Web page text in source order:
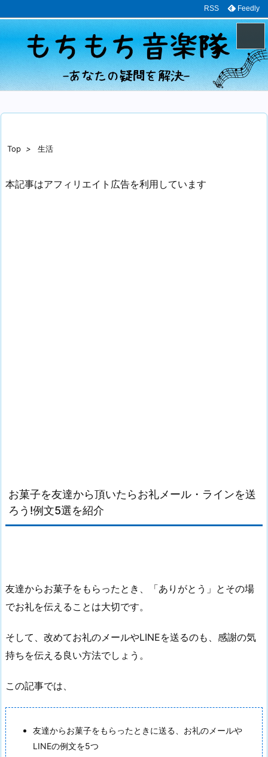
メニュ
RSS Feedly
Top > 生活
本記事はアフィリエイト広告を利用しています
お菓子を友達から頂いたらお礼メール・ラインを送
ろう!例文5選を紹介
友達からお菓子をもらったとき、「ありがとう」とその場
でお礼を伝えることは大切です。
そして、改めてお礼のメールやLINEを送るのも、感謝の気
持ちを伝える良い方法でしょう。
この記事では、
友達からお菓子をもらったときに送る、お礼のメールや
LINEの例文を5つ